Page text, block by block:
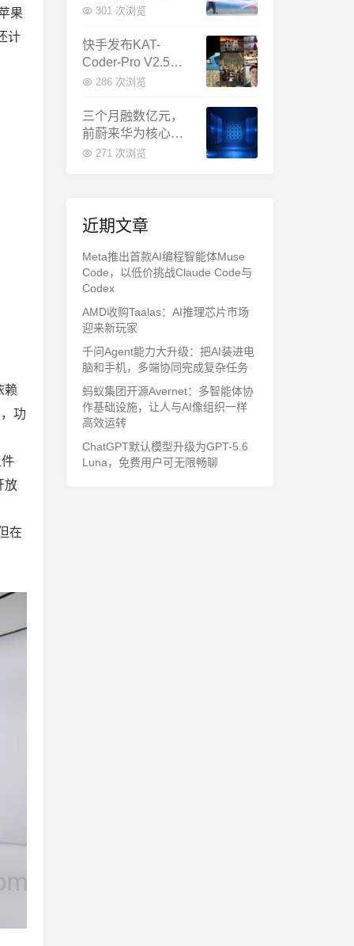
果
计
赖
功
放
在
幕：多项重磅成果
球AI合作新中心
301 次浏览
快手发布KAT-
Coder-Pro V2.5：
首个能端到端跑通
编程模型
286 次浏览
三个月融数亿元，
前蔚来华为核心成
员联手创立日冕开
271 次浏览
近期文章
Meta推出首款AI编程智能体Muse
Code，以低价挑战Claude Code与
Codex
AMD收购Taalas：AI推理芯片市场
迎来新玩家
千问Agent能力大升级：把AI装进电
脑和手机，多端协同完成复杂任务
蚂蚁集团开源Avernet：多智能体协
作基础设施，让人与AI像组织一样
高效运转
ChatGPT默认模型升级为GPT-5.6
Luna，免费用户可无限畅聊